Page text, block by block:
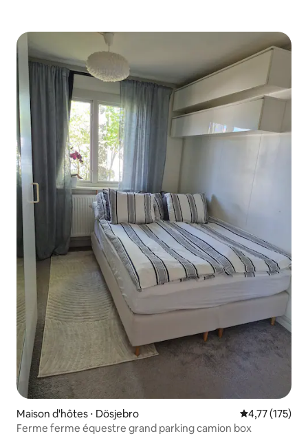
Maison d'hôtes ⋅ Dösjebro Évaluation
4,77 (175)
Ferme ferme équestre grand parking camion box